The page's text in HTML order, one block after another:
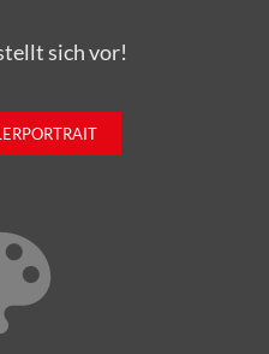
sich vor!